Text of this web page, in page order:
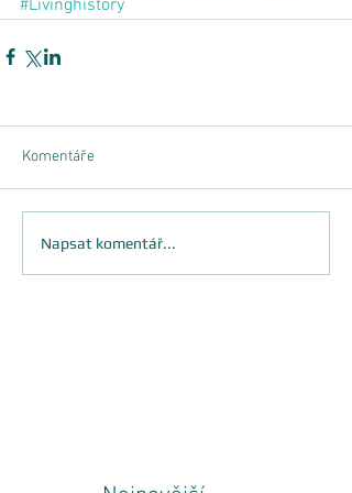
#Livinghistory
Komentáře
Napsat komentář...